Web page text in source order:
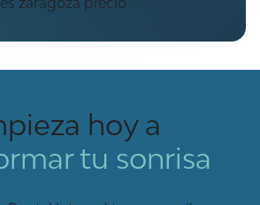
hoy a
tu sonrisa